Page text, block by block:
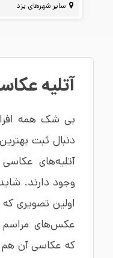
سایر شهرهای یزد
آتلیه
بی شک همه
دنبال ثبت
آتلیه‌های
وجود دارند.
اولین تصویری
عکس‌های مراسم
که عکاسی آن هم